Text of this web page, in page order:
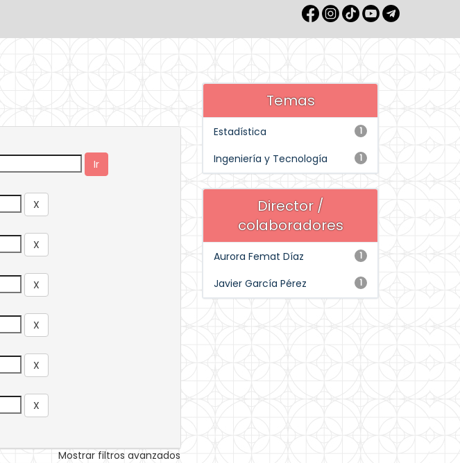
Mostrar filtros avanzados
Temas
1
Estadística
1
Ingeniería y Tecnología
Director /
colaboradores
1
Aurora Femat Díaz
1
Javier García Pérez